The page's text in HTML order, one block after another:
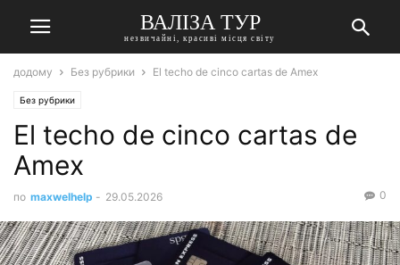
ВАЛІЗА ТУР
незвичайні, красиві місця світу
додому Без рубрики El techo de cinco cartas de Amex
Без рубрики
El techo de cinco cartas de
Amex
по maxwelhelp - 29.05.2026 0